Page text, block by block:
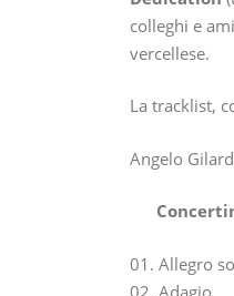
colleghi e
vercellese.
La tracklist,
Angelo
01. Allegro
02. Adagio